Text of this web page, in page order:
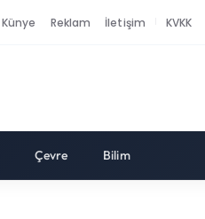
Künye Reklam İletişim KVKK
Çevre Bilim